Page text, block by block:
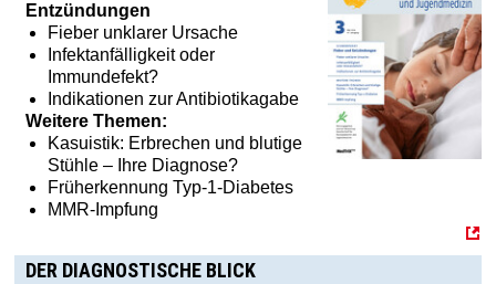
Entzündungen
Fieber unklarer Ursache
Infektanfälligkeit oder
Immundefekt?
Indikationen zur Antibiotikagabe
Weitere Themen:
Kasuistik: Erbrechen und blutige
Stühle – Ihre Diagnose?
Früherkennung Typ-1-Diabetes
MMR-Impfung
DER DIAGNOSTISCHE BLICK